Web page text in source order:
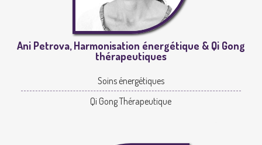
Ani Petrova, Harmonisation énergétique & Qi Gong
thérapeutiques
Soins énergétiques
Qi Gong Thérapeutique